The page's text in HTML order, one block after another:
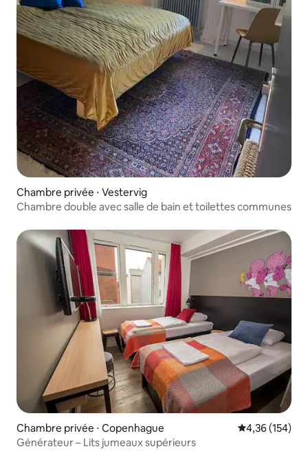
Chambre privée ⋅ Vestervig
Chambre double avec salle de bain et toilettes communes
Chambre privée ⋅ Copenhague Évaluation
4,36 (154)
Générateur – Lits jumeaux supérieurs